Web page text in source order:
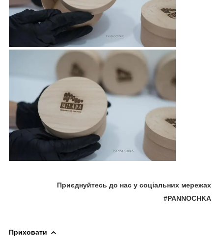
Приєднуйтесь до нас у соціальних мережах
#PANNOCHKA
Приховати